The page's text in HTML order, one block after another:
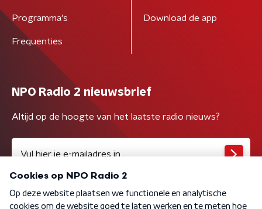
Programma's
Frequenties
Download de app
NPO Radio 2 nieuwsbrief
Altijd op de hoogte van het laatste radio nieuws?